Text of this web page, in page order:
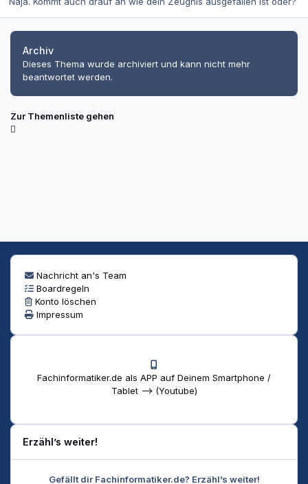
Archiv
Dieses Thema wurde archiviert und kann nicht mehr
beantwortet werden.
Zur Themenliste gehen
Nachricht an's Team
Boardregeln
Konto löschen
Impressum
Fachinformatiker.de als APP auf Deinem Smartphone /
Tablet --> (Youtube)
Erzähl’s weiter!
Gefällt dir Fachinformatiker.de? Erzähl’s weiter!